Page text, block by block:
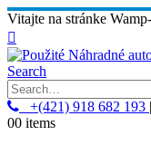
Vitajte na stránke
Search
+(421) 918 682 193 |
00 items